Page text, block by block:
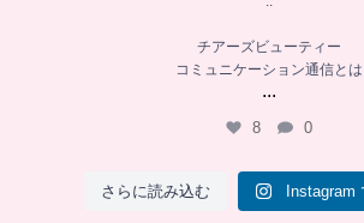
チアーズビューティー
コミュニケーション通信とは
...
8 0
さらに読み込む Instagram